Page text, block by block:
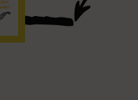
difundió la
presentación de
«¿Qué hacemos con